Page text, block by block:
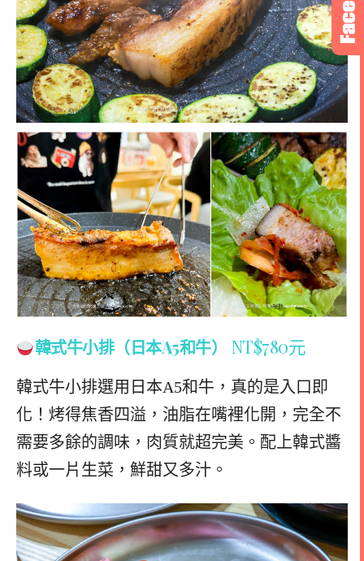
韓式牛小排（日本A5和牛） NT$780元
韓式牛小排選用日本A5和牛，真的是入口即
化！烤得焦香四溢，油脂在嘴裡化開，完全不
需要多餘的調味，肉質就超完美。配上韓式醬
料或一片生菜，鮮甜又多汁。